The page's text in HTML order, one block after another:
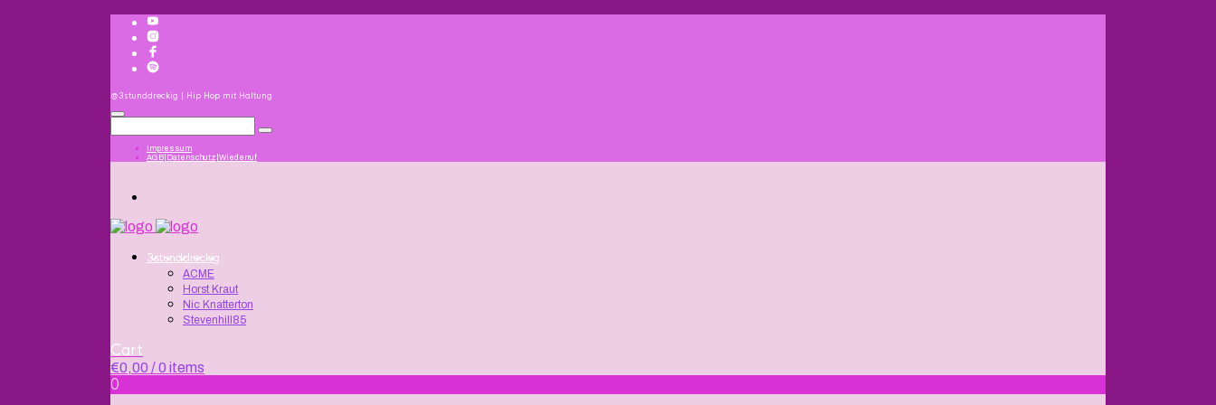
@3stunddreckig | Hip Hop mit Haltung
Impressum
AGB|Datenschutz|Wiederruf
3stunddreckig
ACME
Horst Kraut
Nic Knatterton
Stevenhill85
Cart
€0,00 / 0 items
0